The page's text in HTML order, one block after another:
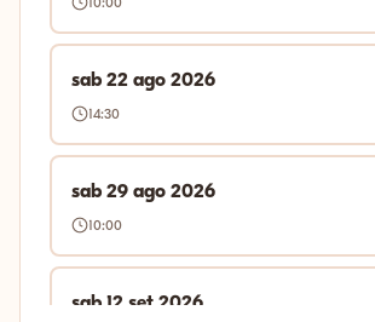
sab 22 ago 2026
14:30
sab 29 ago 2026
10:00
sab 12 set 2026